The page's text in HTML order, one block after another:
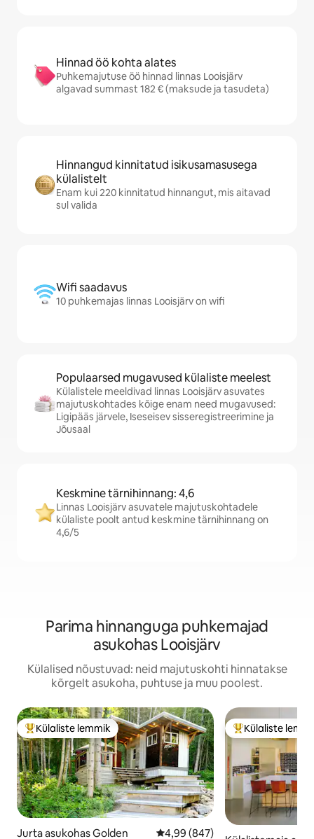
Hinnad öö kohta alates
Puhkemajutuse öö hinnad linnas Looisjärv
algavad summast 182 € (maksude ja tasudeta)
Hinnangud kinnitatud isikusamasusega
külalistelt
Enam kui 220 kinnitatud hinnangut, mis aitavad
sul valida
Wifi saadavus
10 puhkemajas linnas Looisjärv on wifi
Populaarsed mugavused külaliste meelest
Külalistele meeldivad linnas Looisjärv asuvates
majutuskohtades kõige enam need mugavused:
Ligipääs järvele, Iseseisev sisseregistreerimine ja
Jõusaal
Keskmine tärnihinnang: 4,6
Linnas Looisjärv asuvatele majutuskohtadele
külaliste poolt antud keskmine tärnihinnang on
4,6/5
Parima hinnanguga puhkemajad
asukohas Looisjärv
Külalised nõustuvad: neid majutuskohti hinnatakse
kõrgelt asukoha, puhtuse ja muu poolest.
Külaliste suur lemmik
Külaliste lemmik
Jurta asukohas Golden Keskmine hinnang 4,99/5, 847
4,99 (847)
Külaliste suur
Külaliste